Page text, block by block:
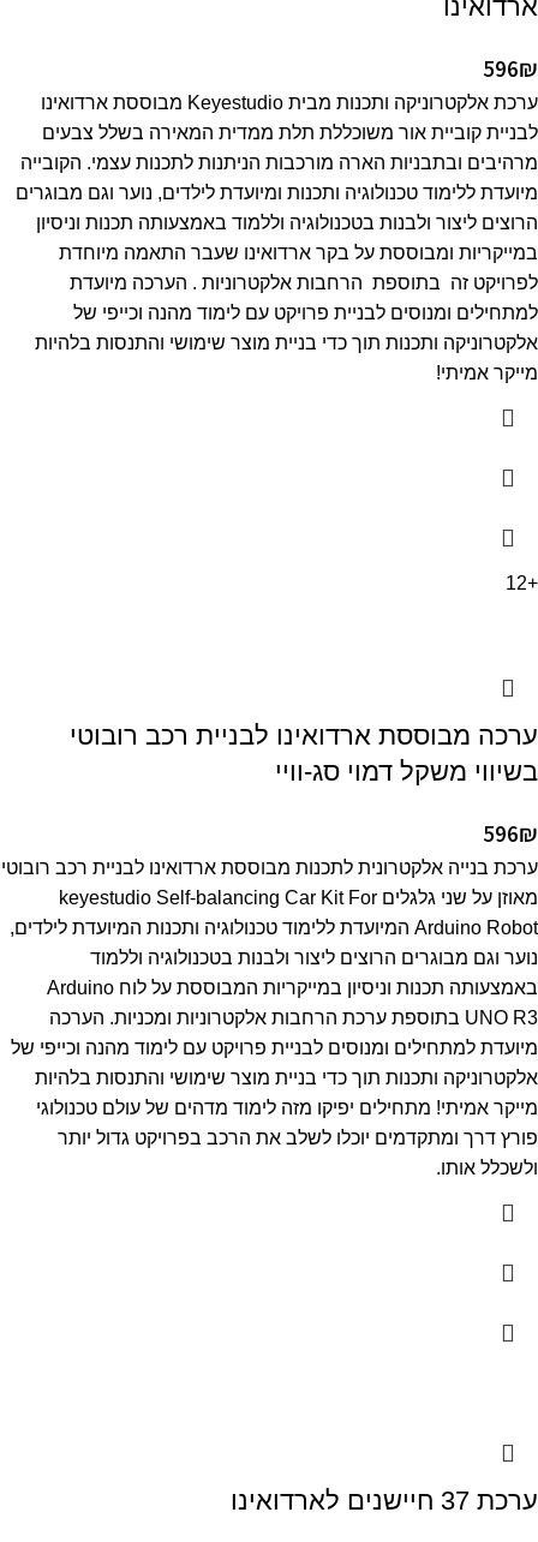
ארדואינו
596₪
ערכת אלקטרוניקה ותכנות מבית Keyestudio מבוססת ארדואינו
לבניית קוביית אור משוכללת תלת ממדית המאירה בשלל צבעים
מרהיבים ובתבניות הארה מורכבות הניתנות לתכנות עצמי. הקובייה
מיועדת ללימוד טכנולוגיה ותכנות ומיועדת לילדים, נוער וגם מבוגרים
הרוצים ליצור ולבנות בטכנולוגיה וללמוד באמצעותה תכנות וניסיון
במייקריות ומבוססת על בקר ארדואינו שעבר התאמה מיוחדת
לפרויקט זה בתוספת הרחבות אלקטרוניות . הערכה מיועדת
למתחילים ומנוסים לבניית פרויקט עם לימוד מהנה וכייפי של
אלקטרוניקה ותכנות תוך כדי בניית מוצר שימושי והתנסות בלהיות
מייקר אמיתי!
+12
ערכה מבוססת ארדואינו לבניית רכב רובוטי
בשיווי משקל דמוי סג-וויי
596₪
ערכת בנייה אלקטרונית לתכנות מבוססת ארדואינו לבניית רכב רובוטי
מאוזן על שני גלגלים keyestudio Self-balancing Car Kit For
Arduino Robot המיועדת ללימוד טכנולוגיה ותכנות המיועדת לילדים,
נוער וגם מבוגרים הרוצים ליצור ולבנות בטכנולוגיה וללמוד
באמצעותה תכנות וניסיון במייקריות המבוססת על לוח Arduino
UNO R3 בתוספת ערכת הרחבות אלקטרוניות ומכניות. הערכה
מיועדת למתחילים ומנוסים לבניית פרויקט עם לימוד מהנה וכייפי של
אלקטרוניקה ותכנות תוך כדי בניית מוצר שימושי והתנסות בלהיות
מייקר אמיתי! מתחילים יפיקו מזה לימוד מדהים של עולם טכנולוגי
פורץ דרך ומתקדמים יוכלו לשלב את הרכב בפרויקט גדול יותר
ולשכלל אותו.
ערכת 37 חיישנים לארדואינו